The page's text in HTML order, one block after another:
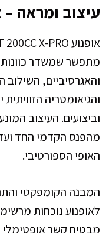
עיצוב ומראה –
מתפשר שמשדר כוונות
והאגרסיביים,
והגיאומטריה
וביצועים. העיצוב
מהפנס הקדמי החד
האופי הספורטיבי.
המבנה הקומפקטי
לאופנוע נוכחות
מבטיח קשר אופטימלי